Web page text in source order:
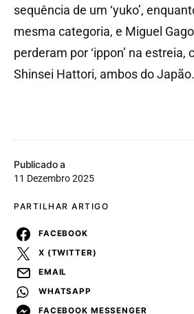
Publicado a
11 Dezembro 2025
PARTILHAR ARTIGO
FACEBOOK
X (TWITTER)
EMAIL
WHATSAPP
FACEBOOK MESSENGER
sequência de um ‘yuko’,
mesma categoria, e Miguel
perderam por ‘ippon’ na estreia,
Shinsei Hattori, ambos do Japão.